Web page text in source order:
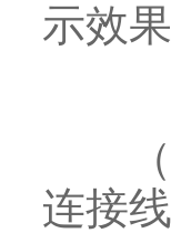
示效
（3
连接